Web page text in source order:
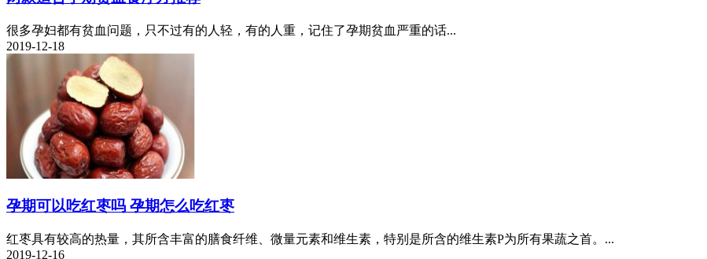
很多孕妇都有贫血问题，只不过有的人轻，有的人重，记住了孕期贫血严重的话...
2019-12-18
孕期可以吃红枣吗 孕期怎么吃红枣
红枣具有较高的热量，其所含丰富的膳食纤维、微量元素和维生素，特别是所含的维生素P为所有果蔬之首。...
2019-12-16